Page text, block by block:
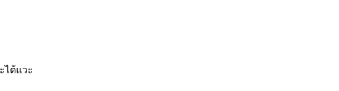
ได้แวะ